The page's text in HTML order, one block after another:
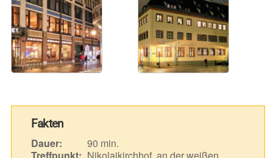
Fakten
Dauer:
90 min.
Treffpunkt: Nikolaikirchhof, an der weißen